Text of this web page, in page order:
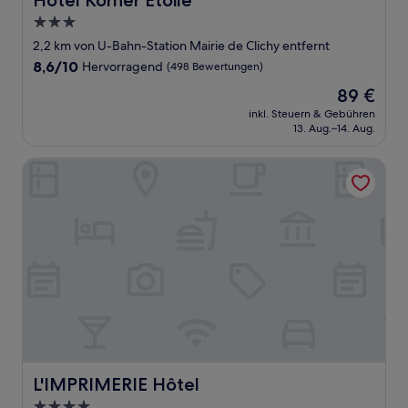
3.0-
Sterne-
Unterkunft
2,2 km von U-Bahn-Station Mairie de Clichy entfernt
8.6
8,6/10 Hervorragend (498 Bewertungen)
Der
Preis
beträgt
89 €
inkl. Steuern & Gebühren
13. Aug.–14. Aug.
L'IMPRIMERIE Hôtel
L'IMPRIMERIE Hôtel